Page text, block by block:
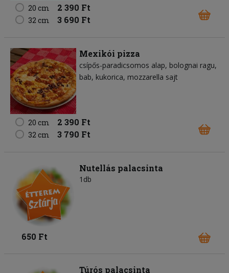
20 cm 2 390 Ft
32 cm 3 690 Ft
Mexikói pizza
csípős-paradicsomos alap bolognai ragu
bab kukorica mozzarella sajt
20 cm 2 390 Ft
32 cm 3 790 Ft
Nutellás palacsinta
1db
650 Ft
Túrós palacsinta